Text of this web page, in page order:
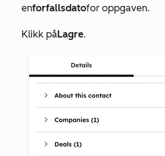
enforfallsdatofor oppgaven.
Klikk påLagre.